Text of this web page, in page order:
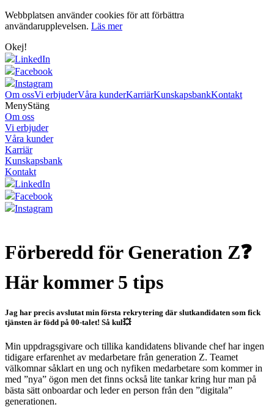
Webbplatsen använder cookies för att förbättra
användarupplevelsen. Läs mer
Okej!
LinkedIn
Facebook
Instagram
Om ossVi erbjuderVåra kunderKarriärKunskapsbankKontakt
MenyStäng
Om oss
Vi erbjuder
Våra kunder
Karriär
Kunskapsbank
Kontakt
LinkedIn
Facebook
Instagram
Förberedd för Generation Z❓
Här kommer 5 tips
Jag har precis avslutat min första rekrytering där slutkandidaten som fick
tjänsten är född på 00-talet! Så kul💥
Min uppdragsgivare och tillika kandidatens blivande chef har ingen
tidigare erfarenhet av medarbetare från generation Z. Teamet
välkomnar såklart en ung och nyfiken medarbetare som kommer in
med ”nya” ögon men det finns också lite tankar kring hur man på
bästa sätt onboardar och leder en person från den ”digitala”
generationen.